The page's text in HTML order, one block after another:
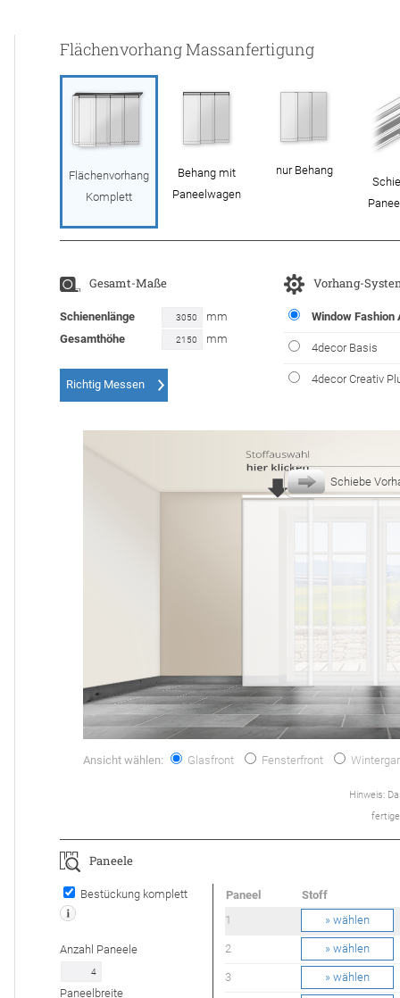
Flächenvorhang Massanfertigung
Flächenvorhang
Komplett
Behang mit
Paneelwagen
nur Behang
Gesamt-Maße
Schienenlänge
mm
Gesamthöhe
mm
Richtig Messen
Vorhang-
Window Fashion
4decor Basis
4decor Creativ
Ansicht wählen: Glasfront Fensterfront
Hinweis:
Schiebe
Paneele
Bestückung komplett
Anzahl Paneele
Paneelbreite
Paneel
Stoff
1
» wählen
2 » wählen
3 » wählen